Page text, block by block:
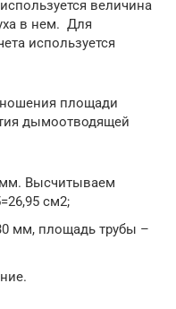
величина
в нем. Для
используется
площади
дымоотводящей
мм. Высчитываем
см2;
мм, площадь трубы –